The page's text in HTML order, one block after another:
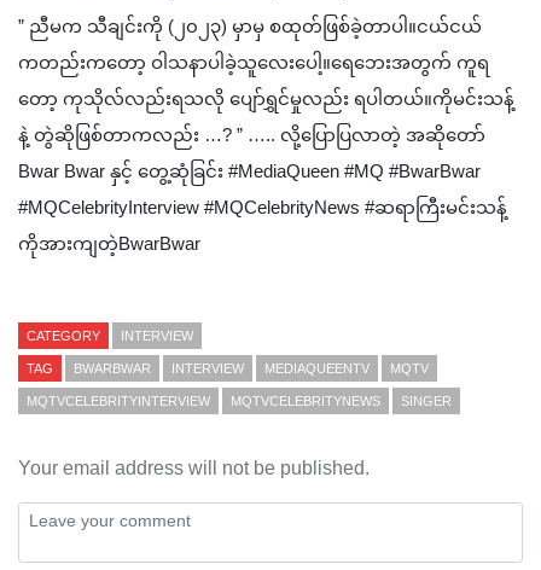
” ညီမက သီချင်းကို (၂၀၂၃) မှာမှ စထုတ်ဖြစ်ခဲ့တာပါ။ငယ်ငယ်
ကတည်းကတော့ ဝါသနာပါခဲ့သူလေးပေါ့။ရေဘေးအတွက် ကူရ
တော့ ကုသိုလ်လည်းရသလို ပျော်ရွှင်မှုလည်း ရပါတယ်။ကိုမင်းသန့်
နဲ့ တွဲဆိုဖြစ်တာကလည်း …? ” ….. လို့ပြောပြလာတဲ့ အဆိုတော်
Bwar Bwar နှင့် တွေ့ဆုံခြင်း #MediaQueen #MQ #BwarBwar
#MQCelebrityInterview #MQCelebrityNews #ဆရာကြီးမင်းသန့်
ကိုအားကျတဲ့BwarBwar
CATEGORY INTERVIEW
TAG BWARBWAR INTERVIEW MEDIAQUEENTV MQTV
MQTVCELEBRITYINTERVIEW MQTVCELEBRITYNEWS SINGER
Your email address will not be published.